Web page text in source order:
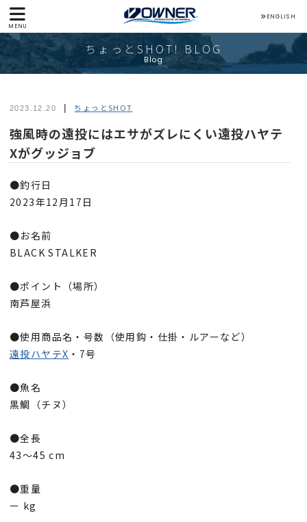
MENU
ENGLISH
ちょっとSHOT! BLOG
Blog
2023.12.20 ちょっとSHOT
強風時の遠投にはエサがズレにくい遠投ハヤテ
Xがグッジョブ
●釣行日
2023年12月17日
●お名前
BLACK STALKER
●ポイント（場所）
南芦屋浜
●使用商品名・号数（使用鈎・仕掛・ルアーなど）
遠投ハヤテX ・7号
●魚名
黒鯛（チヌ）
●全長
43～45 cm
●重量
ー kg